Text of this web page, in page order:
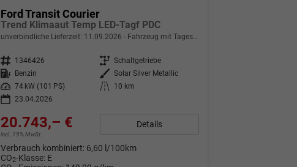
Ford Transit Courier
Trend Klimaaut Temp LED-Tagf PDC
unverbindliche Lieferzeit: 11.09.2026 Fahrzeug mit Tageszulassung
Fahrzeugnr. 1346426 Getriebe Schaltgetriebe
Kraftstoff Benzin Außenfarbe Solar Silver Metallic
Leistung
74 kW (101 PS) Kilometerstand
10 km
23.04.2026
20.743,– €
incl. 19% MwSt.
Details
Verbrauch kombiniert: 6,60 l/100km
CO2-Klasse: E